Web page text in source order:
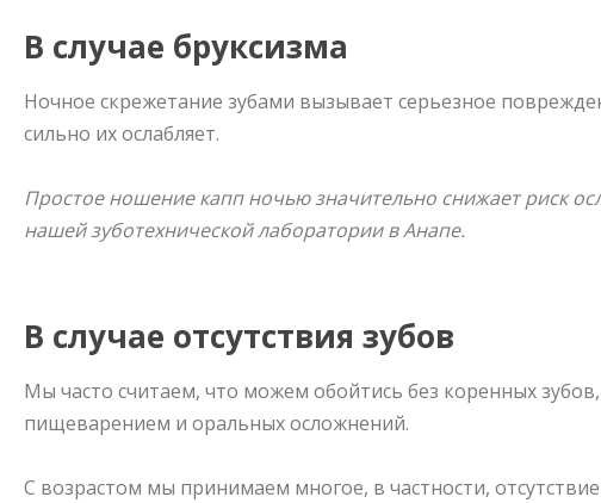
В случае бруксизма
Ночное скрежетание зубами вызывает серьезное
сильно их ослабляет.
Простое ношение капп ночью значительно снижает риск
нашей зуботехнической лаборатории в Анапе.
В случае отсутствия зубов
Мы часто считаем, что можем обойтись без коренных
пищеварением и оральных осложнений.
С возрастом мы принимаем многое, в частности,